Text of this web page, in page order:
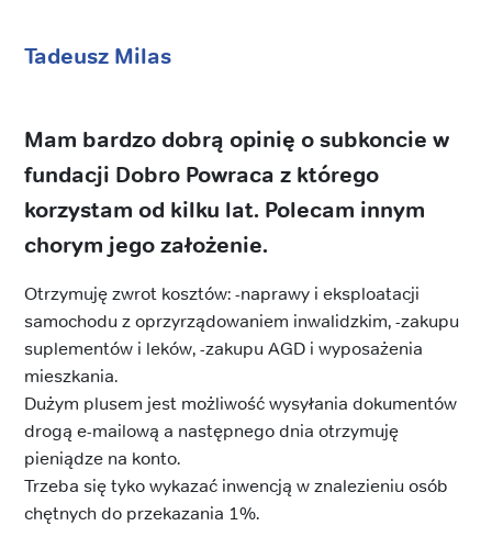
Tadeusz Milas
Mam bardzo dobrą opinię o subkoncie w
fundacji Dobro Powraca z którego
korzystam od kilku lat. Polecam innym
chorym jego założenie.
Otrzymuję zwrot kosztów: -naprawy i eksploatacji
samochodu z oprzyrządowaniem inwalidzkim, -zakupu
suplementów i leków, -zakupu AGD i wyposażenia
mieszkania.
Dużym plusem jest możliwość wysyłania dokumentów
drogą e-mailową a następnego dnia otrzymuję
pieniądze na konto.
Trzeba się tyko wykazać inwencją w znalezieniu osób
chętnych do przekazania 1%.